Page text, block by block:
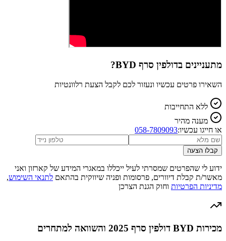
מתעניינים בBYD דולפין סרף ?
השאירו פרטים עכשיו ונעזור לכם לקבל הצעת רלוונטיות
ללא התחייבות
מענה מהיר
או חייגו עכשיו:058-7809093
קבלו הצעה
ידוע לי שהפרטים שמסרתי לעיל ייכללו במאגרי המידע של קארזון ואני
מאשר/ת קבלת דיוורים, פרסומות ופניה שיווקית בהתאם לתנאי השימוש,
מדיניות הפרטיות וחוק הגנת הצרכן
מכירות BYD דולפין סרף 2025 והשוואה למתחרים